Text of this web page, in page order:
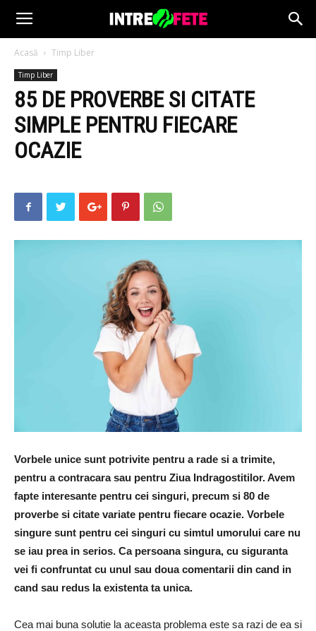
Acasă Timp Liber
Timp Liber
85 DE PROVERBE SI CITATE
SIMPLE PENTRU FIECARE
OCAZIE
Vorbele unice sunt potrivite pentru a rade si a trimite,
pentru a contracara sau pentru Ziua Indragostitilor. Avem
fapte interesante pentru cei singuri, precum si 80 de
proverbe si citate variate pentru fiecare ocazie. Vorbele
singure sunt pentru cei singuri cu simtul umorului care nu
se iau prea in serios. Ca persoana singura, cu siguranta
vei fi confruntat cu unul sau doua comentarii din cand in
cand sau redus la existenta ta unica.
Cea mai buna solutie la aceasta problema este sa razi de ea si